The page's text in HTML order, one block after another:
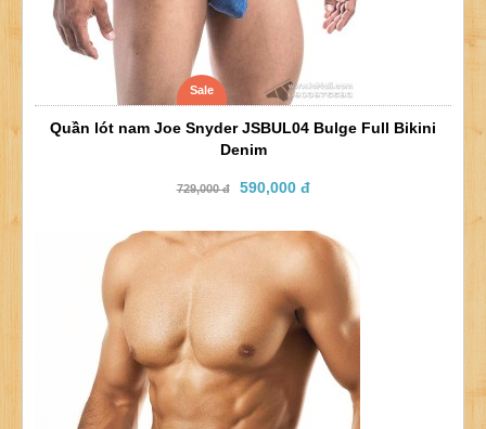
Sale
Quần lót nam Joe Snyder JSBUL04 Bulge Full Bikini
Denim
729,000 đ 590,000 đ